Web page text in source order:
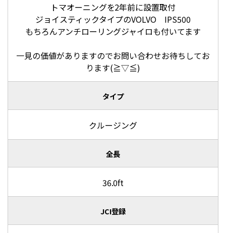
トマオーニングを2年前に設置取付
ジョイスティックタイプのVOLVO IPS500
もちろんアンチローリングジャイロも付いてます
一見の価値がありますのでお問い合わせお待ちしてお
ります(≧▽≦)
タイプ
クルージング
全長
36.0ft
JCI登録